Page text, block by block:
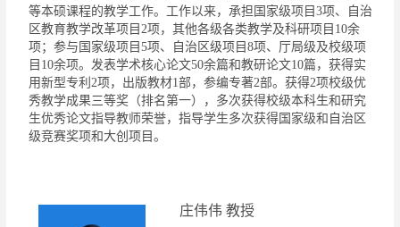
等本硕课程的教学工作。工作以来，承担国家级项目 3项、自治
区教育教学改革项目 2项， 其他各级各类教学及科研项目 10余
项；参与国家级项目 5项、自治区级项目 8项、厅局级及校级项
目 10余项。发表学术核心论文50余篇和教研论文10篇，获得实
用新型专利 2项，出版教材1部，参编专著2部。获得2项校级优
秀教学成果三等奖（排名第一），多次获得校级本科生和研究
生优秀论文指导教师荣誉，指导学生多次获得国家级和自治区
级竞赛奖项和大创项目。
庄伟伟 教授